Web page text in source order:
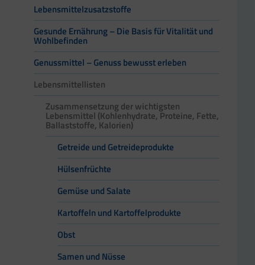
Lebensmittelzusatzstoffe
Gesunde Ernährung – Die Basis für Vitalität und
Wohlbefinden
Genussmittel – Genuss bewusst erleben
Lebensmittellisten
Zusammensetzung der wichtigsten
Lebensmittel (Kohlenhydrate, Proteine, Fette,
Ballaststoffe, Kalorien)
Getreide und Getreideprodukte
Hülsenfrüchte
Gemüse und Salate
Kartoffeln und Kartoffelprodukte
Obst
Samen und Nüsse